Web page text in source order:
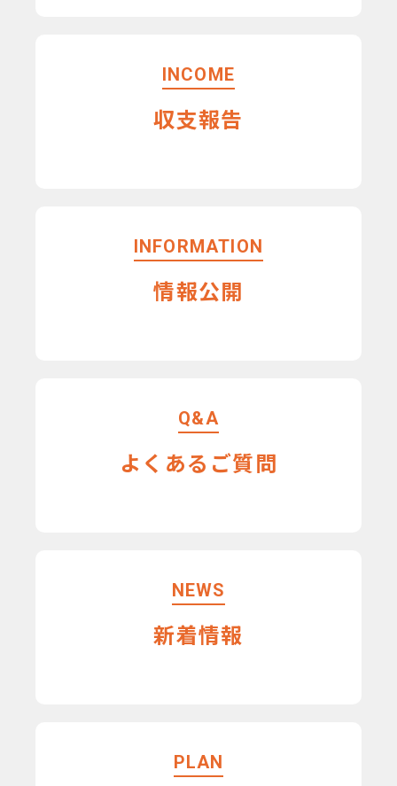
INCOME
収支報告
INFORMATION
情報公開
Q&A
よくあるご質問
NEWS
新着情報
PLAN